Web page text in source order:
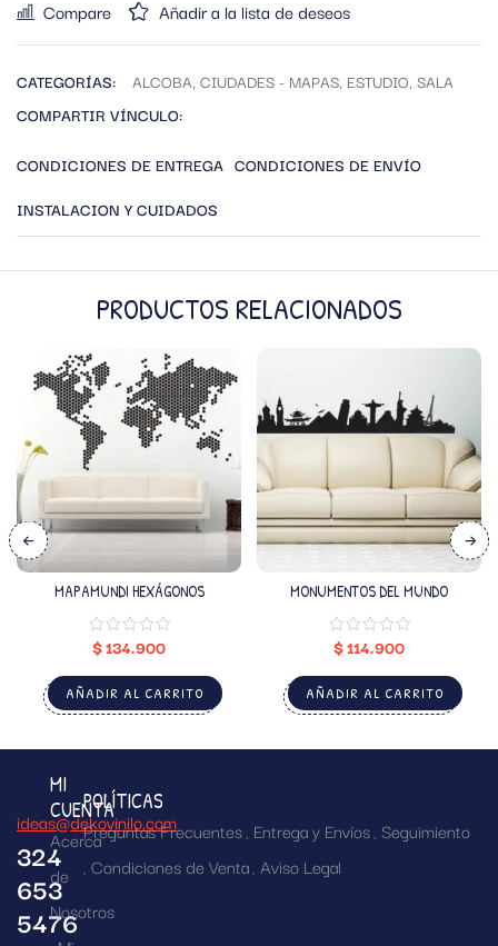
Compare Añadir a la lista de deseos
CATEGORÍAS: ALCOBA, CIUDADES - MAPAS, ESTUDIO, SALA
COMPARTIR VÍNCULO:
CONDICIONES DE ENTREGA CONDICIONES DE ENVÍO
INSTALACION Y CUIDADOS
PRODUCTOS RELACIONADOS
MAPAMUNDI HEXÁGONOS
$134.900
AÑADIR AL CARRITO
MONUMENTOS DEL MUNDO
$114.900
AÑADIR AL CARRITO
ideas@dekovinilo.com
324
653
5476
MI
CUENTA
Acerca
de
Nosotros
POLÍTICAS
Preguntas Frecuentes Entrega y Envíos Seguimiento
Condiciones de Venta Aviso Legal